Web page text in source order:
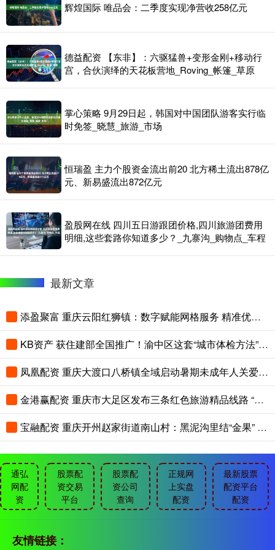
辉煌国际 唯品会：二季度实现净营收258亿元
德益配资 【东非】：六驱猛兽+变形金刚+移动行
宫，合伙演绎的天花板营地_Roving_帐篷_草原
掌心策略 9月29日起，韩国对中国团队游客实行临
时免签_晓慧_旅游_市场
恒瑞盈 主力个股资金流出前20 北方稀土流出878亿
元、新易盛流出872亿元
盈股网在线 四川五日游跟团价格,四川旅游团费用
明细,这些套路你知道多少？_九寨沟_购物点_车程
最新文章
添盈聚富 重庆云阳红狮镇：数字赋能网格服务 精准优化营商环境
KB资产 获住建部全国推广！渝中区这套“城市体检方法”强在哪？
凤凰配资 重庆大渡口八桥镇全域启动暑期未成年人关爱保护行动
金港赢配资 重庆市大足区发布三条红色旅游精品线路 “一站式”解锁红色人文山水
宝融配资 重庆开州赵家街道南山村：黑泥沟里结“金果” 土李子甜了“共富路”
通弘
网配
资
股票配
资交易
平台
股票配
资公司
查询
正规网
上实盘
配资
最新股票
配资平台
配资
友情链接：